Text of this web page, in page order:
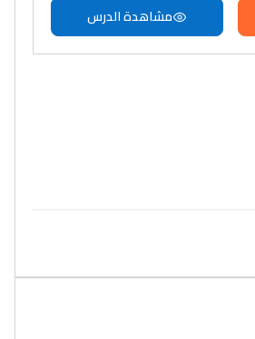
مشاهدة الدرس